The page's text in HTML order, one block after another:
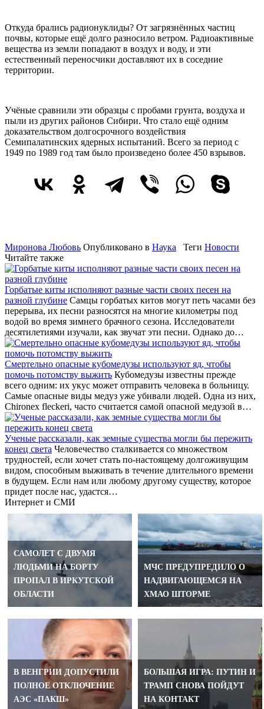
Откуда брались радионуклиды? От загрязнённых частиц
почвы, которые ещё долго разносило ветром. Радиоактивные
вещества из земли попадают в воздух и воду, и эти
естественный переносчики доставляют их в соседние
территории.
Учёные сравнили эти образцы с пробами грунта, воздуха и
пыли из других районов Сибири. Что стало ещё одним
доказательством долгосрочного воздействия
Семипалатинских ядерных испытаний. Всего за период с
1949 по 1989 год там было произведено более 450 взрывов.
Миронова Любовь Опубликовано в Наука Теги Новости
Читайте также
Горбатые киты исполняют разные части своих песен на
разной глубине Самцы горбатых китов могут петь часами без
перерыва, их песни разносятся на многие километры под
водой во время зимнего брачного сезона. Исследователи
десятилетиями изучали, как звучат эти песни. Однако до…
Смертельно опасные кубомедузы используют яд, чтобы
помочь потомству выжить Кубомедузы известны прежде
всего одним: их укус может отправить человека в больницу.
Самые опасные виды медуз уже убивали людей. Одна из них,
Chironex fleckeri, часто считается самой опасной медузой в…
Ученые рассказали, как земные существа могли бы пережить
конец света Человечество сталкивается со множеством
трудностей, если хочет стать по-настоящему долгоживущим
видом, способным выживать в течение длительного времени
в будущем. Если нам или любому другому существу, которое
придет после нас, удастся…
Интернет и СМИ
САМОЛЕТ С ДВУМЯ
ЛЮДЬМИ НА БОРТУ
ПРОПАЛ В ИРКУТСКОЙ
ОБЛАСТИ
МЧС ПРЕДУПРЕДИЛО О
НАДВИГАЮЩЕМСЯ НА
ХМАО ШТОРМЕ
В ВЕНГРИИ ДОПУСТИЛИ
ПОЛНОЕ ОТКЛЮЧЕНИЕ
АЭС «ПАКШ»
БОЛЬШАЯ ИГРА: ПУТИН И
ТРАМП СНОВА ПОЙДУТ
НА КОНТАКТ